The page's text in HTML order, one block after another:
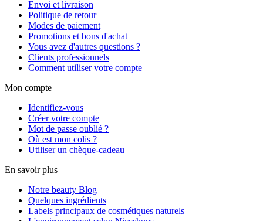
Envoi et livraison
Politique de retour
Modes de paiement
Promotions et bons d'achat
Vous avez d'autres questions ?
Clients professionnels
Comment utiliser votre compte
Mon compte
Identifiez-vous
Créer votre compte
Mot de passe oublié ?
Où est mon colis ?
Utiliser un chèque-cadeau
En savoir plus
Notre beauty Blog
Quelques ingrédients
Labels principaux de cosmétiques naturels